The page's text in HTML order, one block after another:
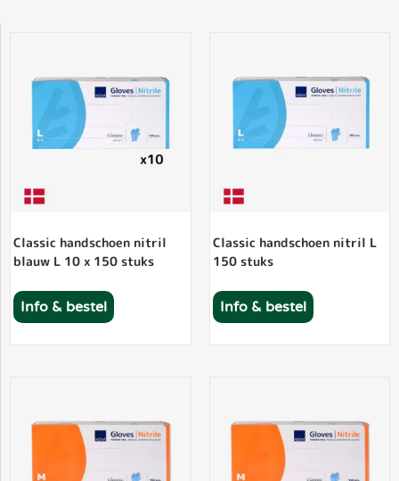
Classic handschoen nitril
blauw L 10 x 150 stuks
Info & bestel
Classic handschoen nitril L
150 stuks
Info & bestel